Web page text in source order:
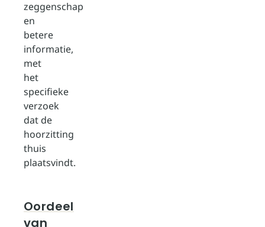
zeggenschap
en
betere
informatie,
met
het
specifieke
verzoek
dat de
hoorzitting
thuis
plaatsvindt.
Oordeel
van